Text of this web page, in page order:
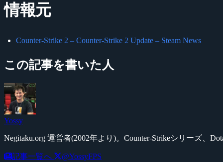
情報元
Counter-Strike 2 – Counter-Strike 2 Update – Steam News
この記事を書いた人
Yossy
Negitaku.org 運営者(2002年より)。Counter-Strikeシリーズ、
記事一覧へ @YossyFPS